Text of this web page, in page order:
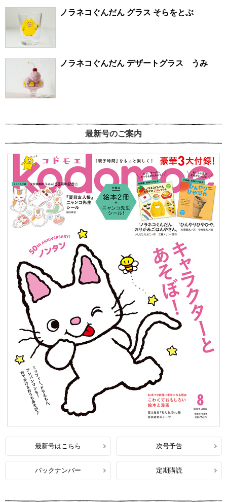
ノラネコぐんだん グラス そらをとぶ
ノラネコぐんだん デザートグラス うみ
最新号のご案内
最新号はこちら 次号予告
バックナンバー 定期購読